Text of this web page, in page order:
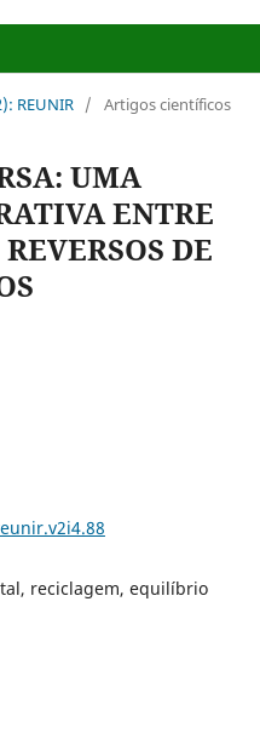
REUNIR / Artigos científicos
UMA
ENTRE
DE
reciclagem, equilíbrio